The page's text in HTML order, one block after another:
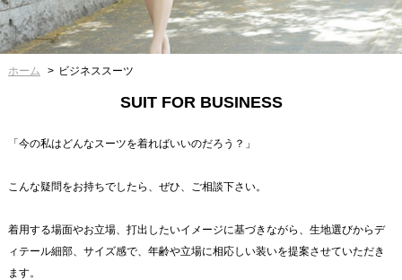
ホーム ビジネススーツ
SUIT FOR BUSINESS
「今の私はどんなスーツを着ればいいのだろう？」
こんな疑問をお持ちでしたら、ぜひ、ご相談下さい。
着用する場面やお立場、打出したいイメージに基づきながら、生地選びからデ
ィテール細部、サイズ感で、年齢や立場に相応しい装いを提案させていただき
ます。